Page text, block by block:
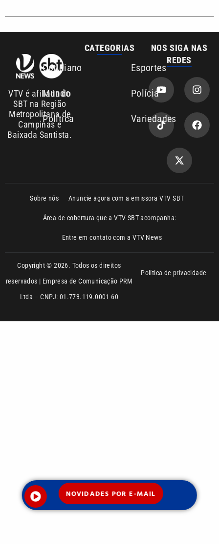
NOVIDADES POR E-MAIL
Anuncie agora com a emissora VTV SBT
Área de cobertura que a VTV SBT acompanha:
Entre em contato com a VTV News
Copyright © 2026. Todos os direitos
reservados | Empresa de Comunicação PRM
Política de privacidade